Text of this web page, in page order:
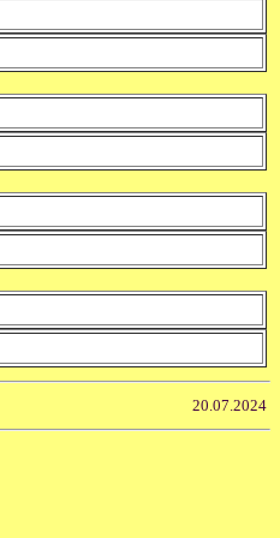
20.07.2024